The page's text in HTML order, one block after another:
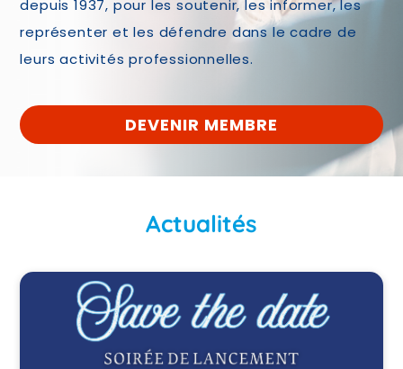
depuis 1937, pour les soutenir, les informer, les
représenter et les défendre dans le cadre de
leurs activités professionnelles.
DEVENIR MEMBRE
Actualités